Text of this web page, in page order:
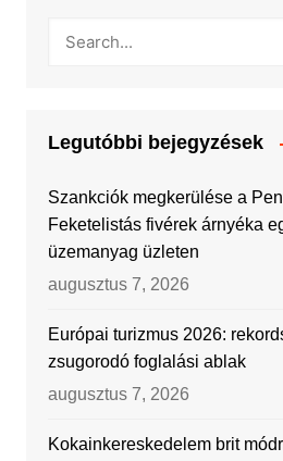
Legutóbbi bejegyzések
Szankciók megkerülése a
Feketelistás fivérek árnyéka
üzemanyag üzleten
augusztus 7, 2026
Európai turizmus 2026:
zsugorodó foglalási ablak
augusztus 7, 2026
Kokainkereskedelem brit